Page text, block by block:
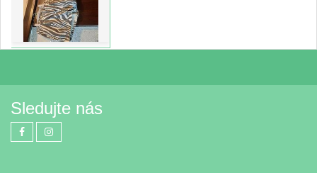
Sledujte nás